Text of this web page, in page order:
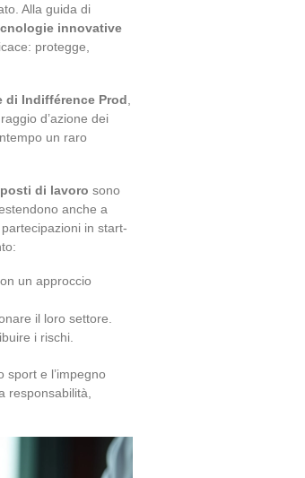
Alla guida di
innovative
protegge,
di Indifférence Prod
d’azione dei
un raro
di lavoro sono
anche a
in start-
un approccio
il loro settore.
i rischi.
sport e l’impegno
responsabilità,